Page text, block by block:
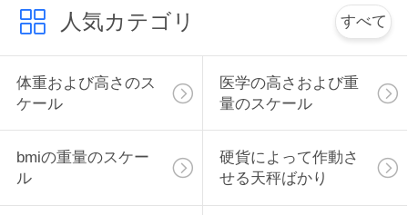
だ
さ
い
VR
地
電子高さおよび重量
機械
29
人気カテゴリ すべて
体重および高さのス
ケール
医学の高さおよび重
量のスケール
bmiの重量のスケー
ル
硬貨によって作動さ
せる天秤ばかり